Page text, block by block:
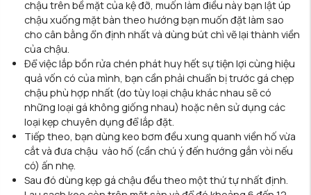
chậu trên bề mặt của kệ đỡ, muốn làm điều này bạn lật úp
chậu xuống mặt bàn theo hướng bạn muốn đặt làm sao
cho cân bằng ổn định nhất và dùng bút chì vẽ lại thành viền
của chậu.
Để việc lắp bồn rửa chén phát huy hết sự tiện lợi cùng hiệu
quả vốn có của mình, bạn cần phải chuẩn bị trước gá chẹp
chậu phù hợp nhất (do tùy loại chậu khác nhau sẽ có
những loại gá không giống nhau) hoặc nên sử dụng các
loại kẹp chuyên dụng để lắp đặt.
Tiếp theo, bạn dùng keo bơm đều xung quanh viền hố vừa
cắt và đưa chậu vào hố (cần chú ý đến hướng gắn vòi nếu
có) ấn nhẹ.
Sau đó dùng kẹp gá chậu đều theo một thứ tự nhất định.